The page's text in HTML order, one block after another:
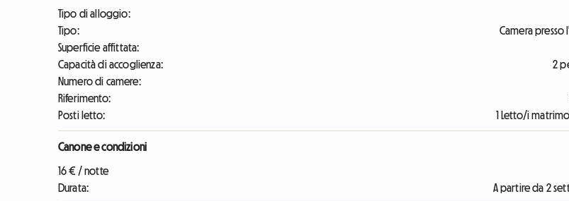
Tipo di alloggio:
Tipo:
Camera presso
Superficie affittata:
Capacità di accoglienza:
2
Numero di camere:
Riferimento:
Posti letto:
1 Letto/i
Canone e condizioni
16 € / notte
Durata:
A partire da 2